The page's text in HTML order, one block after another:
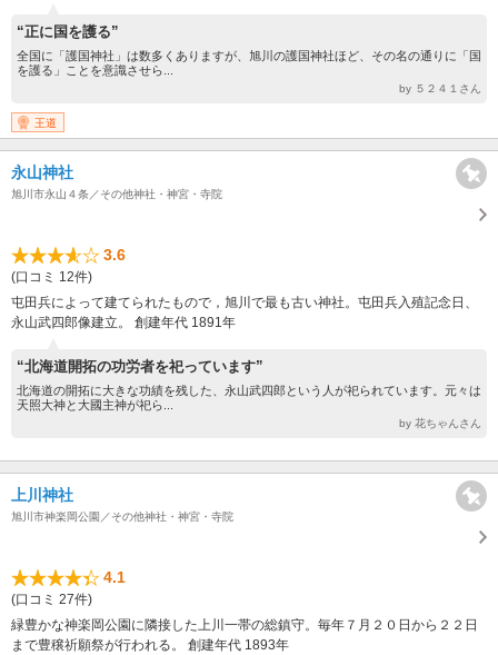
“正に国を護る”
全国に「護国神社」は数多くありますが、旭川の護国神社ほど、その名の通りに「国
を護る」ことを意識させら...
by ５２４１さん
王道
永山神社
旭川市永山４条／その他神社・神宮・寺院
3.6
(口コミ 12件)
屯田兵によって建てられたもので，旭川で最も古い神社。屯田兵入殖記念日、
永山武四郎像建立。 創建年代 1891年
“北海道開拓の功労者を祀っています”
北海道の開拓に大きな功績を残した、永山武四郎という人が祀られています。元々は
天照大神と大國主神が祀ら...
by 花ちゃんさん
上川神社
旭川市神楽岡公園／その他神社・神宮・寺院
4.1
(口コミ 27件)
緑豊かな神楽岡公園に隣接した上川一帯の総鎮守。毎年７月２０日から２２日
まで豊穣祈願祭が行われる。 創建年代 1893年